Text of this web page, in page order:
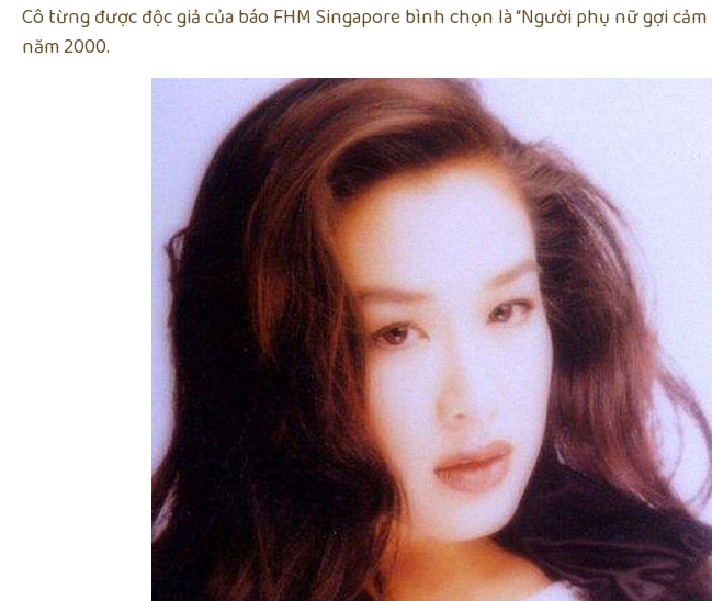
Cô từng được độc giả của báo FHM Singapore bình chọn là “Người phụ nữ gợi cảm
năm 2000.